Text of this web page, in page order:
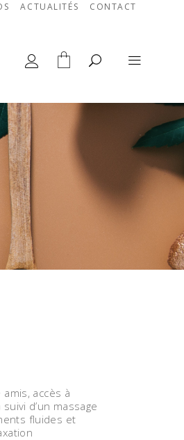
ACTUALITÉS CONTACT
accès à
d’un massage
fluides et